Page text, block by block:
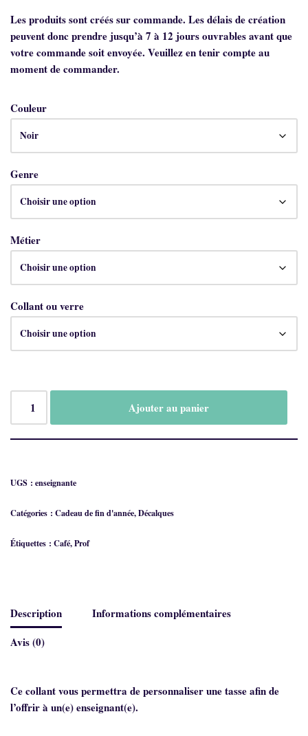
Les produits sont créés sur commande. Les délais de création
peuvent donc prendre jusqu’à 7 à 12 jours ouvrables avant que
votre commande soit envoyée. Veuillez en tenir compte au
moment de commander.
Couleur
Genre
Métier
Collant ou verre
Ajouter au panier
UGS : enseignante
Catégories : Cadeau de fin d'année,Décalques
Étiquettes : Café,Prof
Description
Informations complémentaires
Avis (0)
Ce collant vous permettra de personnaliser une tasse afin de
l’offrir à un(e) enseignant(e).